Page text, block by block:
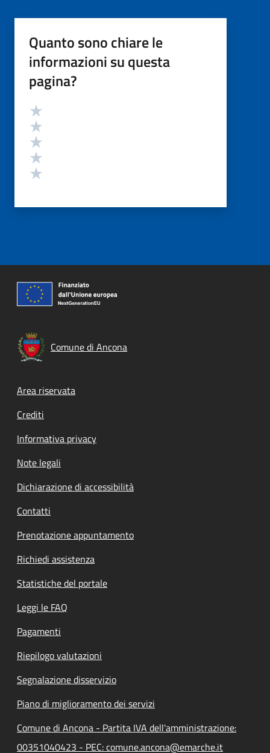
Quanto sono chiare le
informazioni su questa
pagina?
Valutazione
Comune di Ancona
Footer menu
Area riservata
Crediti
Informativa privacy
Note legali
Dichiarazione di accessibilità
Contatti
Prenotazione appuntamento
Richiedi assistenza
Statistiche del portale
Leggi le FAQ
Pagamenti
Riepilogo valutazioni
Segnalazione disservizio
Piano di miglioramento dei servizi
Comune di Ancona - Partita IVA dell'amministrazione:
00351040423 - PEC: comune.ancona@emarche.it